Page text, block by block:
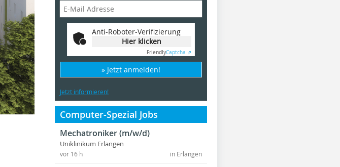
Anti-Roboter-Verifizierung
Hier klicken
FriendlyCaptcha ⇗
» Jetzt anmelden!
Jetzt informieren!
Computer-Spezial Jobs
Mechatroniker (m/w/d)
Uniklinikum Erlangen
in Erlangen
vor 16 h